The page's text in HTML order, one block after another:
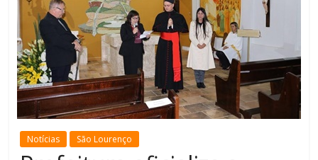
de
Minas
Notícias São Lourenço